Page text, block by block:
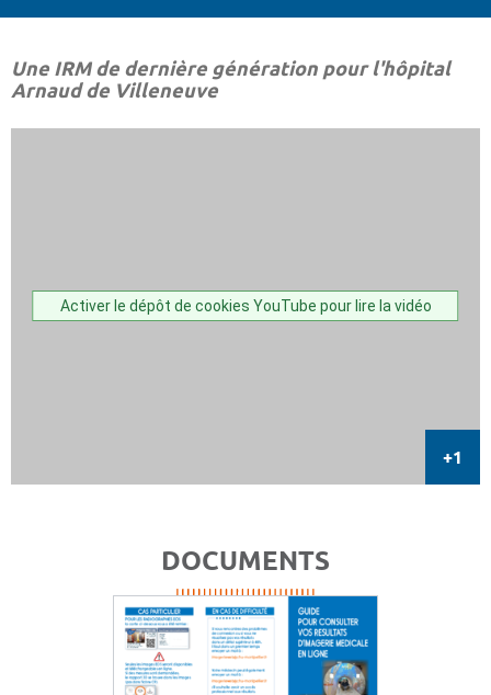
Une IRM de dernière génération pour l'hôpital
Arnaud de Villeneuve
Activer le dépôt de cookies YouTube pour lire la vidéo
DOCUMENTS